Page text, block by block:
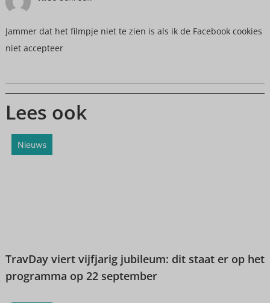
Jammer dat het filmpje niet te zien is als ik de Facebook cookies
niet accepteer
Lees ook
Nieuws
TravDay viert vijfjarig jubileum: dit staat er op het
programma op 22 september